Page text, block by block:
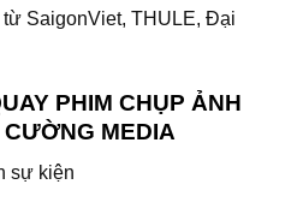
SaigonViet, THULE, Đại
PHIM CHỤP ẢNH
MEDIA
sự kiện